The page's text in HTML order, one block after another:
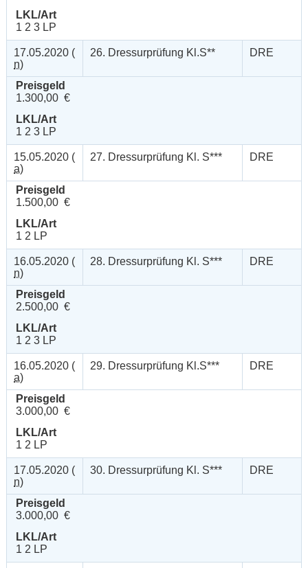
LKL/Art
1 2 3 LP
17.05.2020 (
n)
26. Dressurprüfung Kl.S** DRE
Preisgeld
1.300,00 €
LKL/Art
1 2 3 LP
15.05.2020 (
a)
27. Dressurprüfung Kl. S*** DRE
Preisgeld
1.500,00 €
LKL/Art
1 2 LP
16.05.2020 (
n)
28. Dressurprüfung Kl. S*** DRE
Preisgeld
2.500,00 €
LKL/Art
1 2 3 LP
16.05.2020 (
a)
29. Dressurprüfung Kl.S*** DRE
Preisgeld
3.000,00 €
LKL/Art
1 2 LP
17.05.2020 (
n)
30. Dressurprüfung Kl. S*** DRE
Preisgeld
3.000,00 €
LKL/Art
1 2 LP